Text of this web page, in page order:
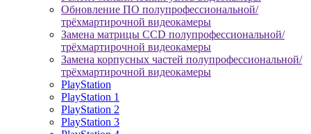
Обновление ПО полупрофессиональной/
трёхмартирочной видеокамеры
Замена матрицы CCD полупрофессиональной/
трёхмартирочной видеокамеры
Замена корпусных частей полупрофессиональной/
трёхмартирочной видеокамеры
PlayStation
PlayStation 1
PlayStation 2
PlayStation 3